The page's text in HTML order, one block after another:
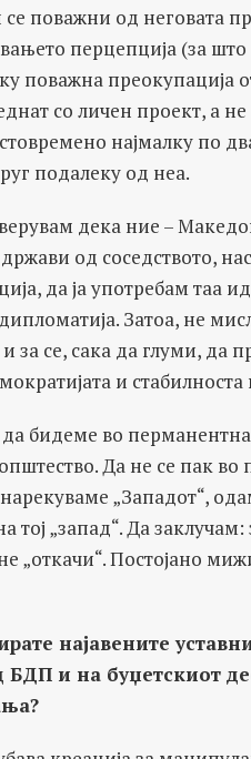
поважни од неговата
перцепција (за
поважна преокупација
со личен проект, а
најмалку по
подалеку од неа.
дека ние –
од соседството,
да ја употребам таа
Затоа, не
за се, сака да глуми, да
и стабилноста
бидеме во
Да не се пак
„Западот“,
тој „запад“. Да
„откачи“. Постојано
најавените
БДП и на буџетскиот